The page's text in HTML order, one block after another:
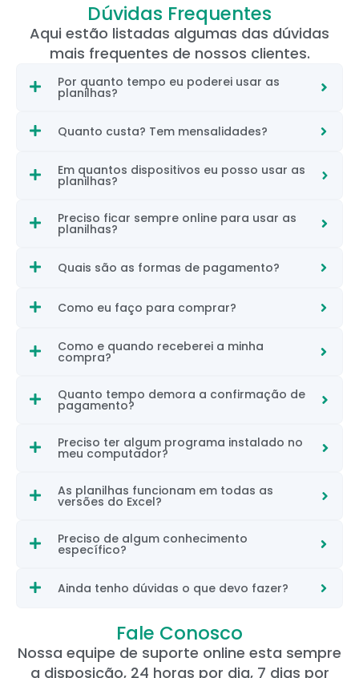
Dúvidas Frequentes
Aqui estão listadas algumas das dúvidas
mais frequentes de nossos clientes.
Por quanto tempo eu poderei usar as
planilhas?
Quanto custa? Tem mensalidades?
Em quantos dispositivos eu posso usar as
planilhas?
Preciso ficar sempre online para usar as
planilhas?
Quais são as formas de pagamento?
Como eu faço para comprar?
Como e quando receberei a minha
compra?
Quanto tempo demora a confirmação de
pagamento?
Preciso ter algum programa instalado no
meu computador?
As planilhas funcionam em todas as
versões do Excel?
Preciso de algum conhecimento
específico?
Ainda tenho dúvidas o que devo fazer?
Fale Conosco
Nossa equipe de suporte online esta sempre
a disposição, 24 horas por dia, 7 dias por